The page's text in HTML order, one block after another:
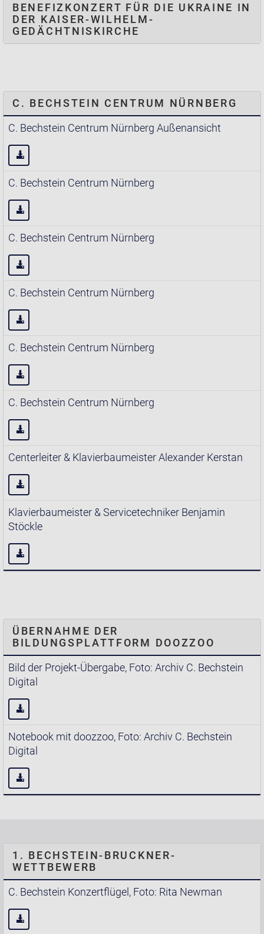
BENEFIZKONZERT FÜR DIE UKRAINE IN
DER KAISER-WILHELM-
GEDÄCHTNISKIRCHE
C. BECHSTEIN CENTRUM NÜRNBERG
C. Bechstein Centrum Nürnberg Außenansicht
C. Bechstein Centrum Nürnberg
C. Bechstein Centrum Nürnberg
C. Bechstein Centrum Nürnberg
C. Bechstein Centrum Nürnberg
C. Bechstein Centrum Nürnberg
Centerleiter & Klavierbaumeister Alexander Kerstan
Klavierbaumeister & Servicetechniker Benjamin
Stöckle
ÜBERNAHME DER
BILDUNGSPLATTFORM DOOZZOO
Bild der Projekt-Übergabe, Foto: Archiv C. Bechstein
Digital
Notebook mit doozzoo, Foto: Archiv C. Bechstein
Digital
1. BECHSTEIN-BRUCKNER-
WETTBEWERB
C. Bechstein Konzertflügel, Foto: Rita Newman